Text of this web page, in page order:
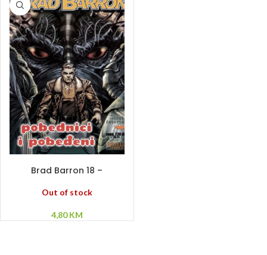
Brad Barron 18 –
Out of stock
4,80KM